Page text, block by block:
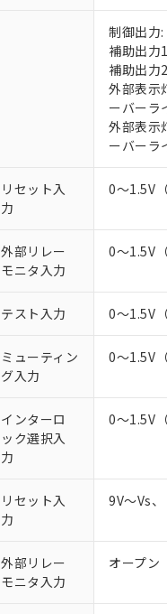
制御出力
補助出力
補助出力
外部表示
ーバーラ
外部表示
ーバーラ
リセット入
力
0～1.5V
外部リレー
モニタ入力
0～1.5V
テスト入力 0～1.5V
ミューティン
グ入力
0～1.5V
インターロ
ック選択入
力
0～1.5V
リセット入
力
9V～Vs
外部リレー
モニタ入力
オープン
以下の条件をお読みい
本サービスは、
くものです。
当社制御機器事
在庫状況および
のであり、閲覧
正式な納期状況お
オムロン制御機
在庫状況および標
す。
ている必要があり
お客様が当ウェブ
さい。
いる法人を指しま
*EU RoHS指令（10物質）：
鉛(Pb) 1000ppm以下、 水銀
六価クロム(Cr(Ⅵ)) 1000ppm
フタル酸ビス(2-エチルヘキ
ル（DBP） 1000ppm以下、
但し、RoHS指令で産業用監
フタル酸エステル類の４物質
部品在庫の切り替え状
※3 非含有証明書ダ
下記の非含有証明書を
EU RoHS指令（10物
51物質の非含有証明書
※本証明書は発行日時点
混在することから備考
既に当社にて対応品へ
※1 中国RoHS○×表
「○」：最大均質材料
「×」：最大均質材料
「－」：未確認です。
*中国RoHS10物質の基準値
Pb(鉛) :1000ppm、 Hg(水銀)
Cr(Ⅵ)(六価クロム) : 1000ppm
DBP(フタル酸ジブチル) :
DEHP(フタル酸ビス(2-エチル
※2 環境保護使用期
「ｅ」：有害物質（10
「10」：通常の使用
味します。
当社は、これら
う）を輸出また
などの必要な手
当社は規制貨物
当社は貴社製品
置等に一切使用い
また当社は、販
たしません。
一定数以上
－
在庫なし(最
空
受注生産機